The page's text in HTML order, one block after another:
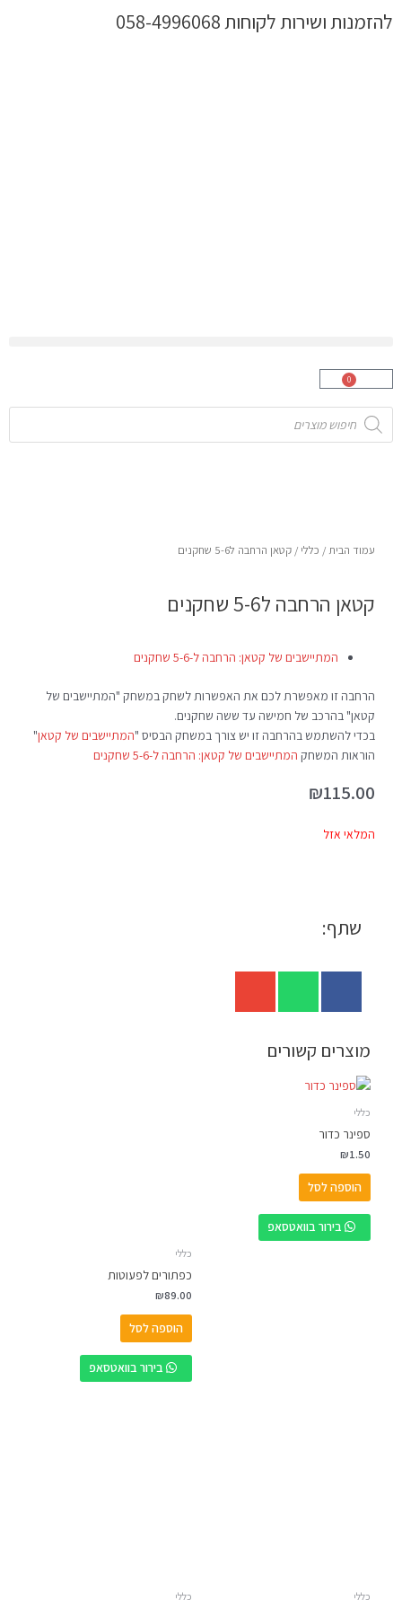
לתוכןלהזמנות ושירות לקוחות 058-4996068
0
עגלת
Products
search
עמוד הבית / כללי / קטאן הרחבה ל5-6 שחקנים
קטאן הרחבה ל5-6 שחקנים
המתיישבים של קטאן: הרחבה ל-5-6 שחקנים
הרחבה זו מאפשרת לכם את האפשרות לשחק במשחק "המתיישבים של
קטאן" בהרכב של חמישה עד ששה שחקנים.
בכדי להשתמש בהרחבה זו יש צורך במשחק הבסיס "המתיישבים של קטאן"
הוראות המשחק המתיישבים של קטאן: הרחבה ל-5-6 שחקנים
₪115.00
המלאי אזל
שתף:
מוצרים קשורים
כללי
ספינר כדור
₪1.50
הוספה לסל
בירור בוואטסאפ
כללי
כפתורים לפעוטות
₪89.00
הוספה לסל
בירור בוואטסאפ
כללי כללי